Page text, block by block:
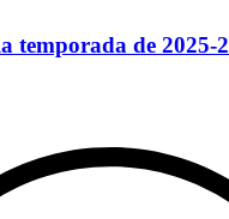
temporada de 2025-